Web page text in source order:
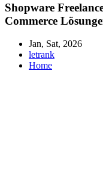
Shopware
Commerce
Jan, Sat, 2026
letrank
Home